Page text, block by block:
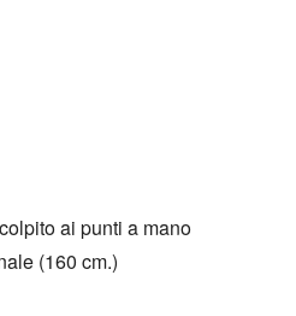
ai punti a mano
(160 cm.)